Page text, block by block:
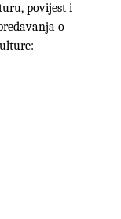
povijest i
o